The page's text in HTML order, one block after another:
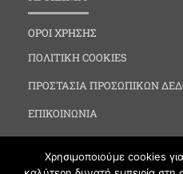
ΟΡΟΙ ΧΡΗΣΗΣ
ΠΟΛΙΤΙΚΗ COOKIES
ΠΡΟΣΤΑΣΙΑ ΠΡΟΣΩΠΙΚΩΝ
ΕΠΙΚΟΙΝΩΝΙΑ
Χρησιμοποιούμε cookies